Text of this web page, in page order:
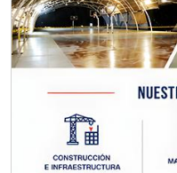
Especificaciones:
Requisitos:
crédito
grupo, contar
cercanas a la
referencias